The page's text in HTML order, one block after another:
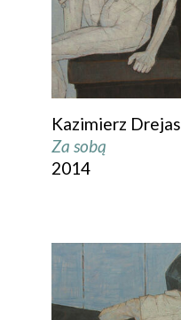
Kazimierz Drejas
Za sobą
2014